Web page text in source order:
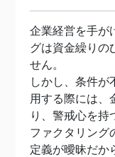
企業経営を手が
グは資金繰りの
せん。
しかし、条件が
用する際には、
り、警戒心を持
ファクタリング
定義が曖昧だか